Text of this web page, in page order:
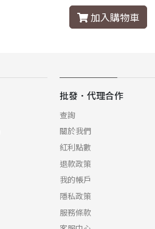
加入購物車
批發．代理合作
查詢
關於我們
紅利點數
退款政策
我的帳戶
隱私政策
服務條款